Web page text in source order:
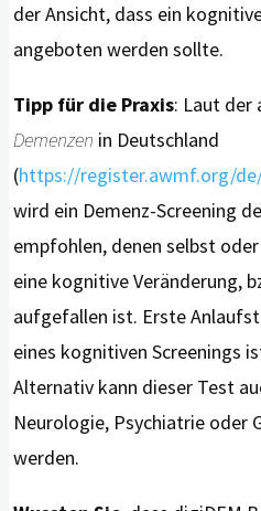
der Ansicht, dass ein
angeboten werden sollte.
Tipp für die Praxis: Laut
Demenzen in Deutschland
(https://register.awmf.org/
wird ein Demenz-Screening
empfohlen, denen selbst
eine kognitive Veränderung,
aufgefallen ist. Erste
eines kognitiven Screenings
Alternativ kann dieser Test
Neurologie, Psychiatrie oder
werden.